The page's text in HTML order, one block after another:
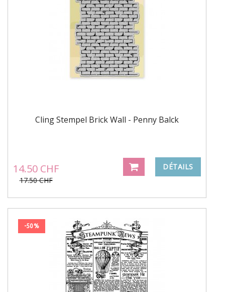
Cling Stempel Brick Wall - Penny Balck
14.50 CHF
17.50 CHF
DÉTAILS
-50%